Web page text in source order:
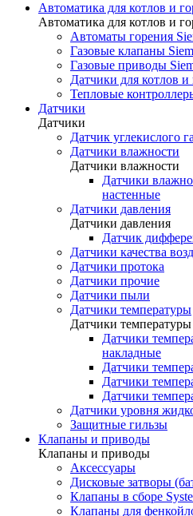
Автоматика для котлов и
Автоматика для котлов и
Автоматы горения
Газовые клапаны
Газовые приводы
Датчики для котлов и
Тепловые
Датчики
Датчики
Датчик углекислого
Датчики влажности
Датчики влажности
Датчики
настенные
Датчики давления
Датчики давления
Датчик
Датчики качества
Датчики протока
Датчики прочие
Датчики пыли
Датчики температуры
Датчики температуры
Датчики
накладные
Датчики
Датчики
Датчики
Датчики уровня
Защитные гильзы
Клапаны и приводы
Клапаны и приводы
Аксессуары
Дисковые затворы
Клапаны в сборе
Клапаны для